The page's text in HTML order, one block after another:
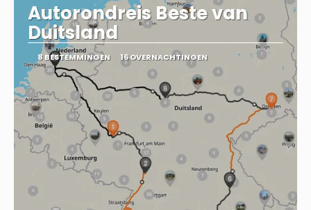
Autorondreis Beste van
Duitsland
8 BESTEMMINGEN 16 OVERNACHTINGEN